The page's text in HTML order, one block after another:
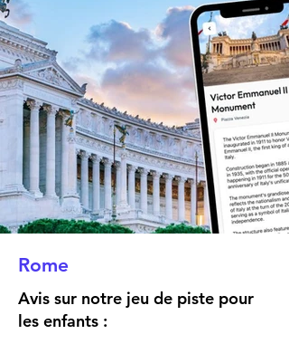
Rome
Avis sur notre jeu de piste pour
les enfants :